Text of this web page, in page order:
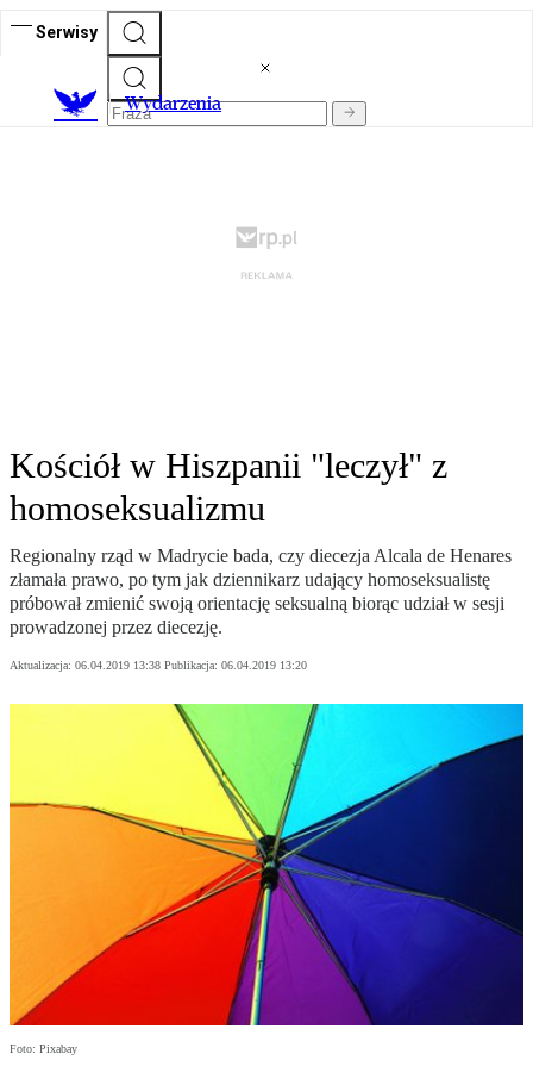
Serwisy
Wydarzenia
Kościół w Hiszpanii "leczył" z
homoseksualizmu
Regionalny rząd w Madrycie bada, czy diecezja Alcala de Henares
złamała prawo, po tym jak dziennikarz udający homoseksualistę
próbował zmienić swoją orientację seksualną biorąc udział w sesji
prowadzonej przez diecezję.
Aktualizacja: 06.04.2019 13:38 Publikacja: 06.04.2019 13:20
Foto: Pixabay